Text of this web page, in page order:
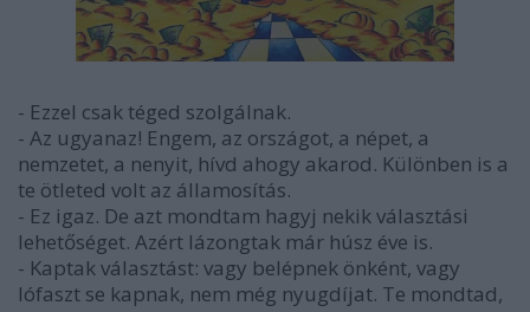
- Ezzel csak téged szolgálnak.
- Az ugyanaz! Engem, az országot, a népet, a
nemzetet, a nenyit, hívd ahogy akarod. Különben is a
te ötleted volt az államosítás.
- Ez igaz. De azt mondtam hagyj nekik választási
lehetőséget. Azért lázongtak már húsz éve is.
- Kaptak választást: vagy belépnek önként, vagy
lófaszt se kapnak, nem még nyugdíjat. Te mondtad,